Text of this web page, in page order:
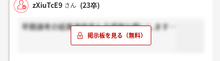
zXiuTcE9 さん (23卒)
早期選考の結果連絡来た方感謝お願いします…